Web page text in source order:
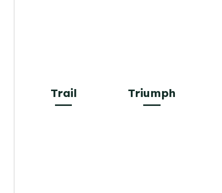
Trail Triumph